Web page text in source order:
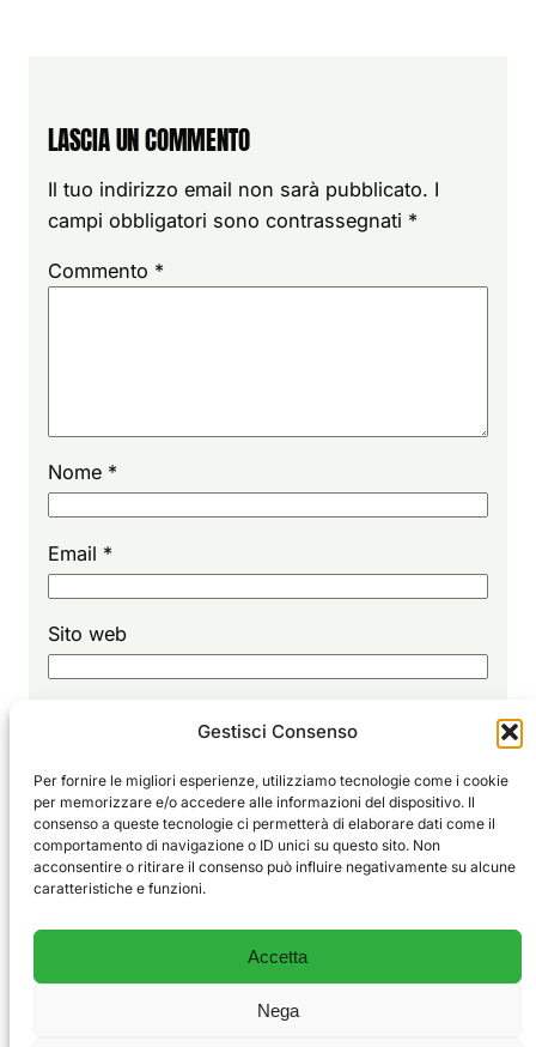
Gestisci Consenso
Per fornire le migliori esperienze, utilizziamo tecnologie come i cookie
per memorizzare e/o accedere alle informazioni del dispositivo. Il
consenso a queste tecnologie ci permetterà di elaborare dati come il
comportamento di navigazione o ID unici su questo sito. Non
acconsentire o ritirare il consenso può influire negativamente su alcune
caratteristiche e funzioni.
Accetta
Nega
LASCIA UN COMMENTO
Il tuo indirizzo email non sarà pubblicato. I
campi obbligatori sono contrassegnati *
Commento *
Nome *
Email *
Sito web
Sport
Vivi
EDITORIALE
PRIVACY POLICY